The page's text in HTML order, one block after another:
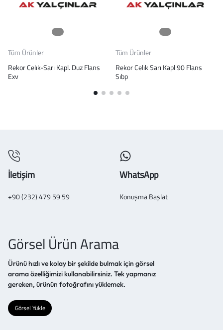
Tüm Ürünler
Rekor Celık-Sarı Kapl. Duz Flans
Exv
Tüm Ürünler
Rekor Celık Sarı Kapl 90 Flans
Sıbp
İletişim
+90 (232) 479 59 59
WhatsApp
Konuşma Başlat
Görsel Ürün Arama
Ürünü hızlı ve kolay bir şekilde bulmak için görsel
arama özelliğimizi kullanabilirsiniz. Tek yapmanız
gereken, ürünün fotoğrafını yüklemek.
Görsel Yükle